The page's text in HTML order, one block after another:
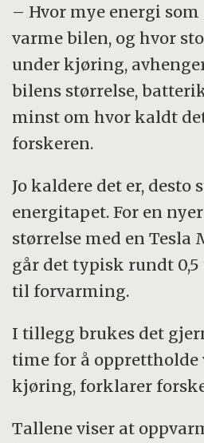
– Hvor mye energi
varme bilen, og hvor
under kjøring,
bilens størrelse,
minst om hvor kaldt
forskeren.
Jo kaldere det er, desto
energitapet. For en
størrelse med en Tesla
går det typisk rundt 0,5
til forvarming.
I tillegg brukes det
time for å opprettholde
kjøring, forklarer
Tallene viser at